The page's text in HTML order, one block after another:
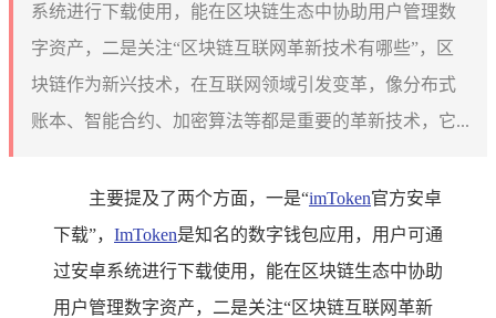
系统进行下载使用，能在区块链生态中协助用户管理数
字资产，二是关注“区块链互联网革新技术有哪些”，区
块链作为新兴技术，在互联网领域引发变革，像分布式
账本、智能合约、加密算法等都是重要的革新技术，它...
主要提及了两个方面，一是“imToken官方安卓
下载”， ImToken是知名的数字钱包应用，用户可通
过安卓系统进行下载使用，能在区块链生态中协助
用户管理数字资产，二是关注“区块链互联网革新